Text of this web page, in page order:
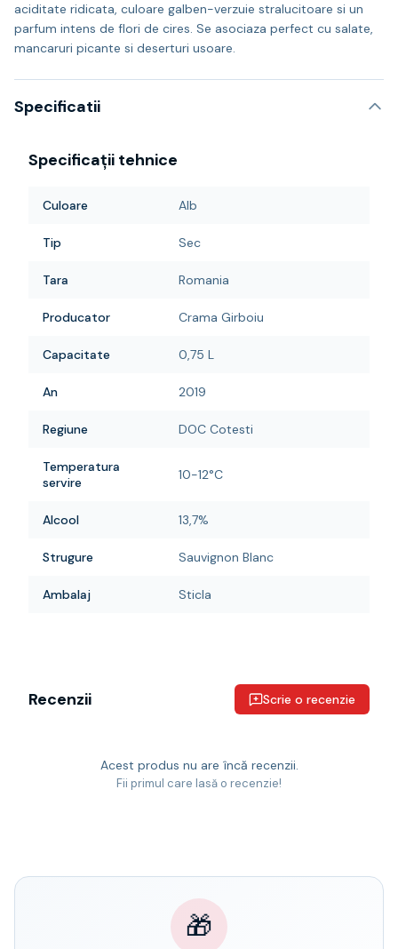
aciditate ridicata, culoare galben-verzuie stralucitoare si un
parfum intens de flori de cires. Se asociaza perfect cu salate,
mancaruri picante si deserturi usoare.
Specificatii
Specificații tehnice
Culoare Alb
Tip Sec
Tara Romania
Producator Crama Girboiu
Capacitate 0,75 L
An 2019
Regiune DOC Cotesti
Temperatura
servire
10-12°C
Alcool 13,7%
Strugure Sauvignon Blanc
Ambalaj Sticla
Recenzii Scrie o recenzie
Acest produs nu are încă recenzii.
Fii primul care lasă o recenzie!
🎁